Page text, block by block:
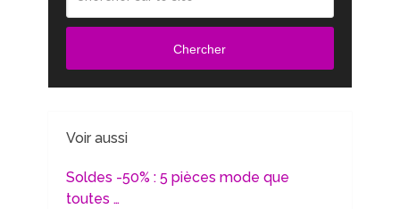
Chercher
Voir aussi
Soldes -50% : 5 pièces mode que
toutes …